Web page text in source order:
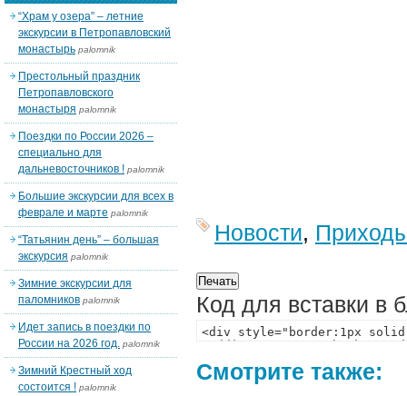
Новости,
Код для вставки в
Смотрите также:
“Храм у озера” – летние
экскурсии в Петропавловский
монастырь palomnik
Престольный праздник
Петропавловского
монастыря palomnik
Поездки по России 2026 –
специально для
дальневосточников ! palomnik
Большие экскурсии для всех в
феврале и марте palomnik
“Татьянин день” – большая
экскурсия palomnik
Зимние экскурсии для
паломников palomnik
Идет запись в поездки по
России на 2026 год. palomnik
Зимний Крестный ход
состоится ! palomnik